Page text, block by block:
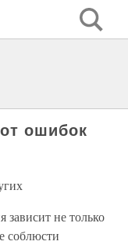
ошибок
зависит не только
соблюсти